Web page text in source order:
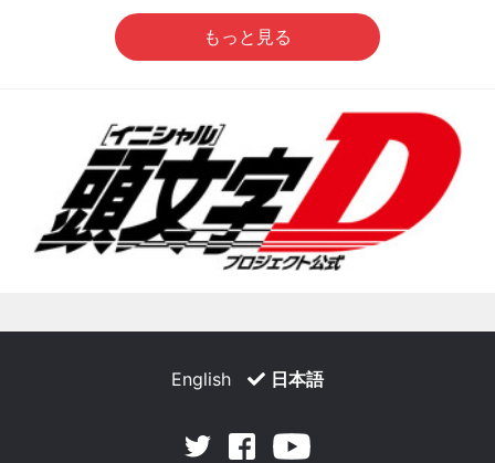
もっと見る
English 日本語
Twitter Facebook